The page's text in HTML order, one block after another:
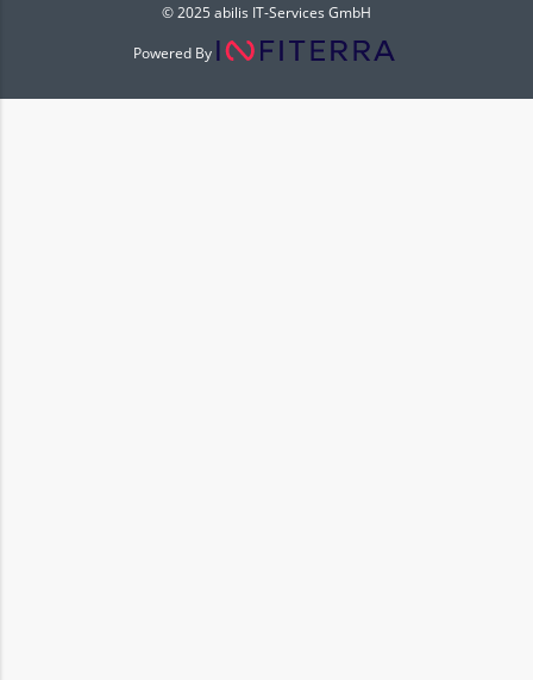
© 2025 abilis IT-Services GmbH
Powered By